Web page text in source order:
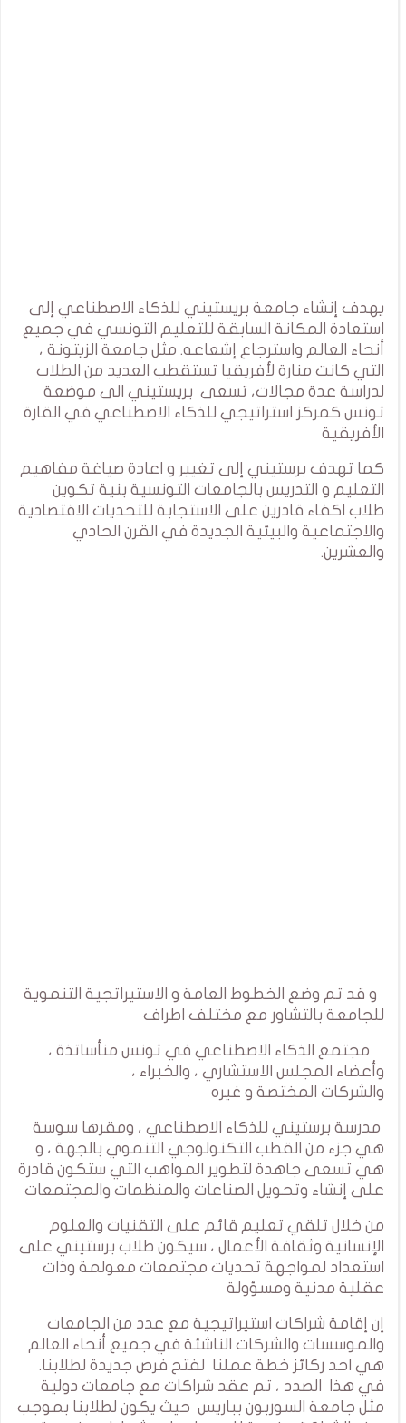
يهدف إنشاء جامعة بريستيني للذكاء الاصطناعي إلى
استعادة المكانة السابقة للتعليم التونسي في جميع
أنحاء العالم واسترجاع إشعاعه. مثل جامعة الزيتونة ،
التي كانت منارة لأفريقيا تستقطب العديد من الطلاب
لدراسة عدة مجالات، تسعى بريستيني الى موضعة
تونس كمركز استراتيجي للذكاء الاصطناعي في القارة
الأفريقية
كما تهدف برستيني إلى تغيير و اعادة صياغة مفاهيم
التعليم و التدريس بالجامعات التونسية بنية تكوين
طلاب اكفاء قادرين على الاستجابة للتحديات الاقتصادية
والاجتماعية والبيئية الجديدة في القرن الحادي
والعشرين.
و قد تم وضع الخطوط العامة و الاستيراتجية التنموية
للجامعة بالتشاور مع مختلف اطراف
مجتمع الذكاء الاصطناعي في تونس منأساتذة ،
وأعضاء المجلس الاستشاري ، والخبراء ،
والشركات المختصة و غيره
مدرسة برستيني للذكاء الاصطناعي ، ومقرها سوسة
هي جزء من القطب التكنولوجي التنموي بالجهة ، و
هي تسعى جاهدة لتطوير المواهب التي ستكون قادرة
على إنشاء وتحويل الصناعات والمنظمات والمجتمعات
من خلال تلقي تعليم قائم على التقنيات والعلوم
الإنسانية وثقافة الأعمال ، سيكون طلاب برستيني على
استعداد لمواجهة تحديات مجتمعات معولمة وذات
عقلية مدنية ومسؤولة
إن إقامة شراكات استيراتيجية مع عدد من الجامعات
والموسسات والشركات الناشئة في جميع أنحاء العالم
هي احد ركائز خطة عملنا لفتح فرص جديدة لطلابنا.
في هذا الصدد ، تم عقد شراكات مع جامعات دولية
مثل جامعة السوربون بباريس حيث يكون لطلابنا بموجب